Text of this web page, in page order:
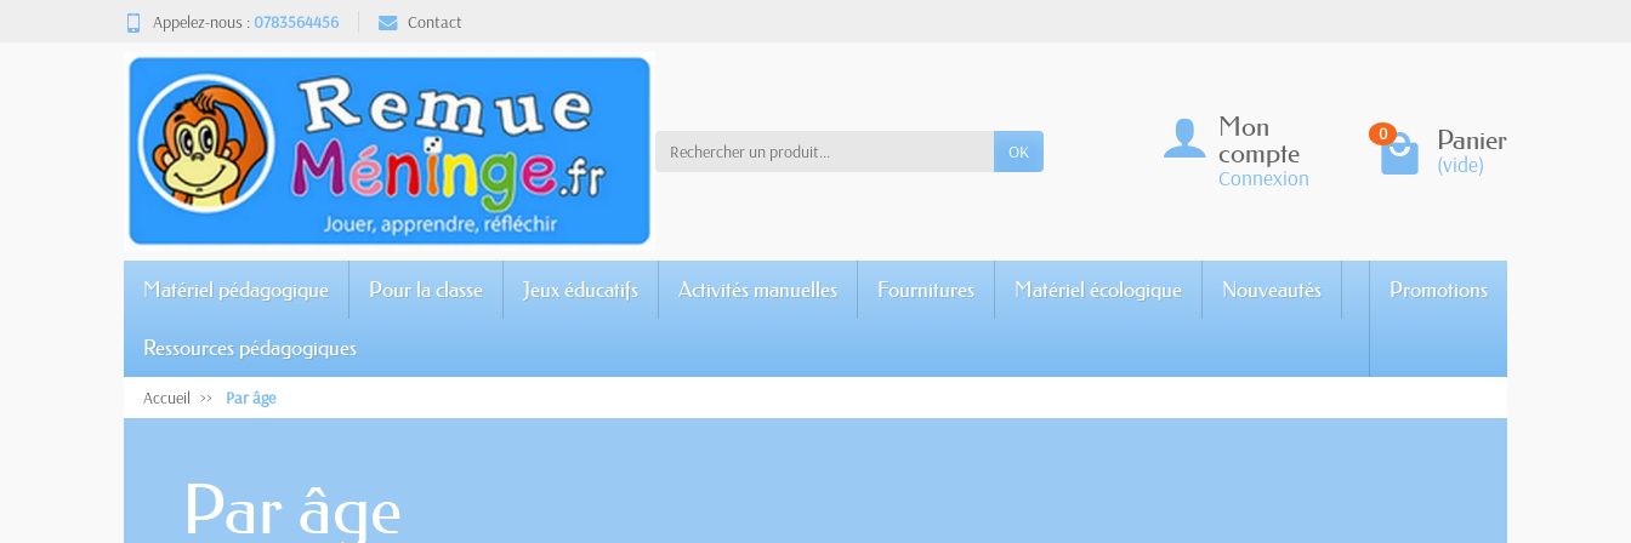
Appelez-nous : 0783564456 Contact
OK
Mon
compte
Connexion
0 Panier
(vide)
Matériel pédagogique Pour la classe Jeux éducatifs Activités manuelles Fournitures Matériel écologique Nouveautés
Ressources pédagogiques
Promotions
Accueil Par âge
Par âge